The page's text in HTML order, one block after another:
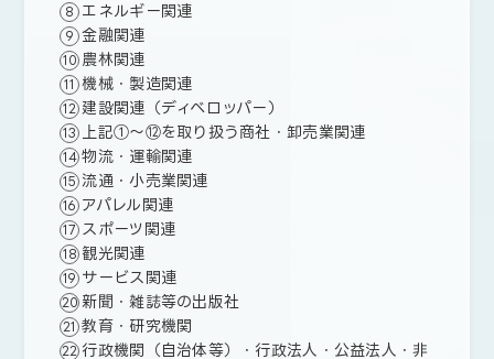
エネルギー関連
金融関連
農林関連
機械・製造関連
建設関連（ディベロッパー）
上記①～⑫を取り扱う商社・卸売業関連
物流・運輸関連
流通・小売業関連
アパレル関連
スポーツ関連
観光関連
サービス関連
新聞・雑誌等の出版社
教育・研究機関
行政機関（自治体等）・行政法人・公益法人・非